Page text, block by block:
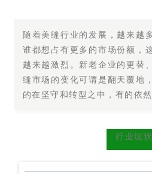
随着美缝行业的发展，越来越
谁都想占有更多的市场份额，
越来越激烈。新老企业的更替
缝市场的变化可谓是翻天覆地，
的在坚守和转型之中，有的依
行业现状